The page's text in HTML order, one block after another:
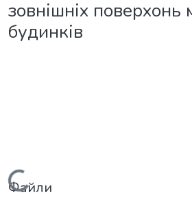
зовнішніх поверхонь
будинків
Файли